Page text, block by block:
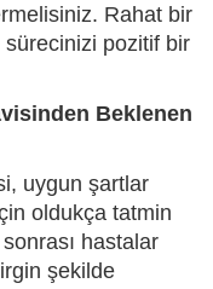
Rahat bir
sürecinizi pozitif bir
Beklenen
uygun şartlar
oldukça tatmin
hastalar
şekilde